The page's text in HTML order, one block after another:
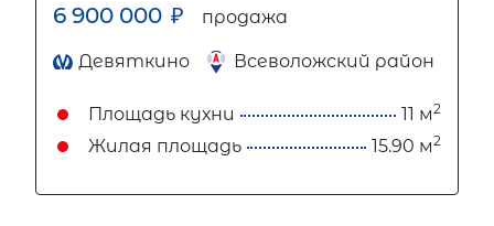
6 900 000 ₽ продажа
Девяткино Всеволожский район
Площадь кухни 11 м2
Жилая площадь 15.90 м2